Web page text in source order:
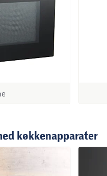
køkkenapparater